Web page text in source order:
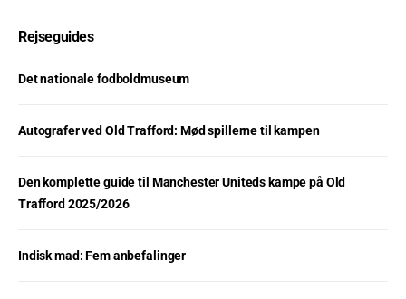
Rejseguides
Det nationale fodboldmuseum
Autografer ved Old Trafford: Mød spillerne til kampen
Den komplette guide til Manchester Uniteds kampe på Old
Trafford 2025/2026
Indisk mad: Fem anbefalinger